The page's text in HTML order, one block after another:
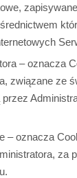
– oznacza
związane ze
– oznacza
za